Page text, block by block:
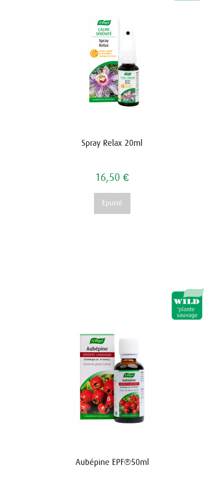
Spray Relax 20ml
16,50 €
Epuisé
Aubépine EPF®50ml